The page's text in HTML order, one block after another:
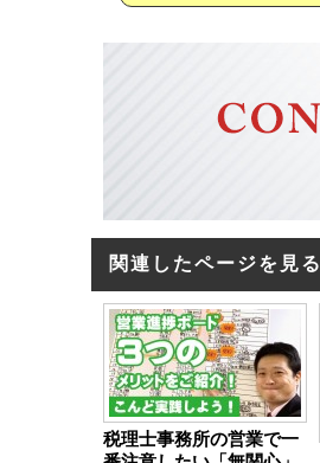
関連したページを見る
税理士事務所の営業で一